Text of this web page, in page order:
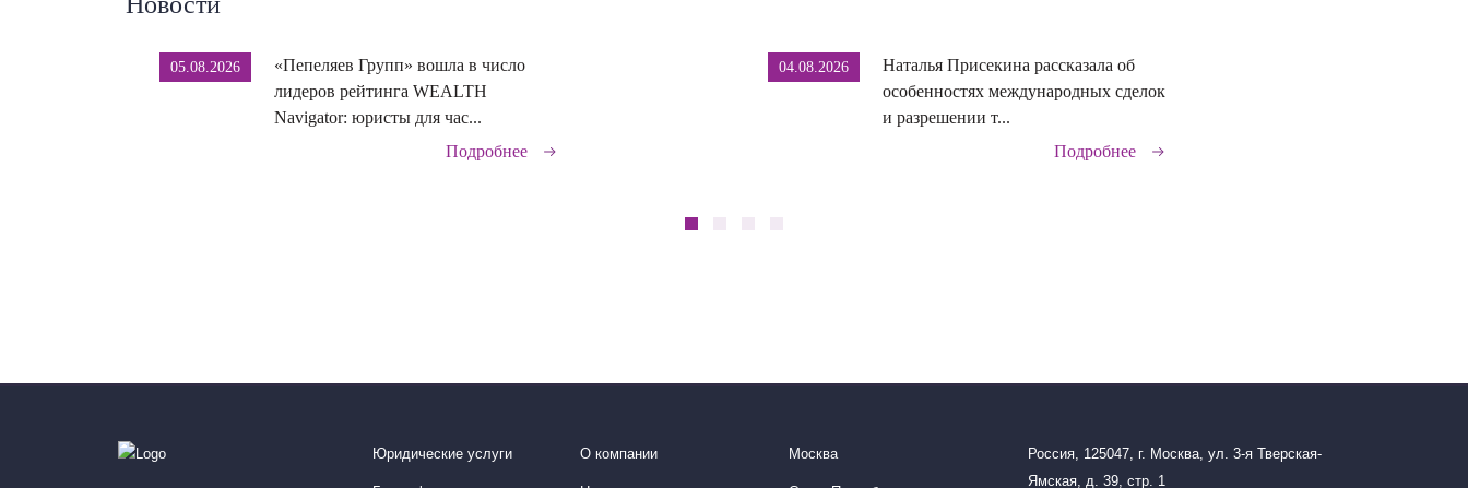
05.08.2026
«Пепеляев Групп» вошла в число
лидеров рейтинга WEALTH
Navigator: юристы для час...
Подробнее
04.08.2026
Наталья Присекина рассказала об
особенностях международных сделок
и разрешении т...
Подробнее
Юридические услуги О компании Москва
Россия, 125047, г. Москва, ул. 3-я Тверская-
Ямская, д. 39, стр. 1